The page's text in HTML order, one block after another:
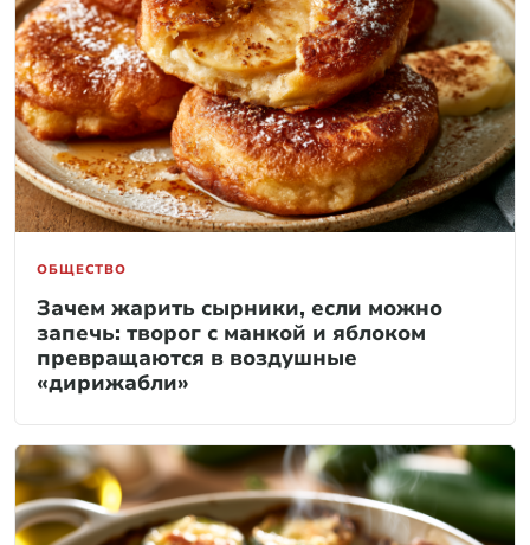
ОБЩЕСТВО
Зачем жарить сырники, если можно
запечь: творог с манкой и яблоком
превращаются в воздушные
«дирижабли»